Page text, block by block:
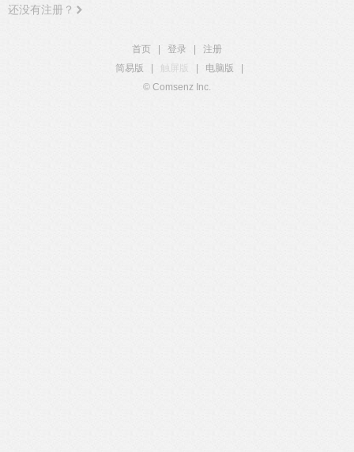
还没有注册？
首页 登录
注册
简易版
触屏版 电脑版
© Comsenz Inc.